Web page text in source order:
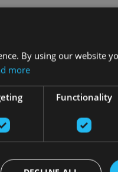
By using our website
more
Functionality